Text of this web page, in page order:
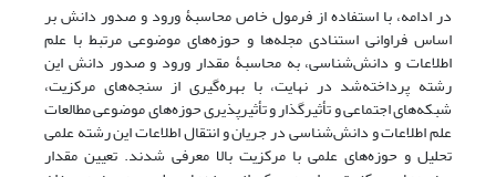
در ادامه، با استفاده از فرمول خاص محاسبۀ ورود و صدور دانش بر
اساس فراوانی استنادی مجله‌ها و حوزه‌های موضوعی مرتبط با علم
اطلاعات و دانش‌شناسی، به محاسبۀ مقدار ورود و صدور دانش این
رشته پرداخته‌شد در نهایت، با بهره‌گیری از سنجه‌های مرکزیت،
شبکه‌های اجتماعی و تأثیرگذار و تأثیرپذیری حوزه‌های موضوعی مطالعات
علم اطلاعات و دانش‌شناسی در جریان و انتقال اطلاعات این رشته علمی
تحلیل و حوزه‌های علمی با مرکزیت بالا معرفی شدند. تعیین مقدار